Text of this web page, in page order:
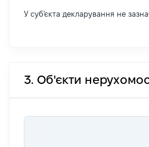
У суб'єкта декларування не
3. Об'єкти